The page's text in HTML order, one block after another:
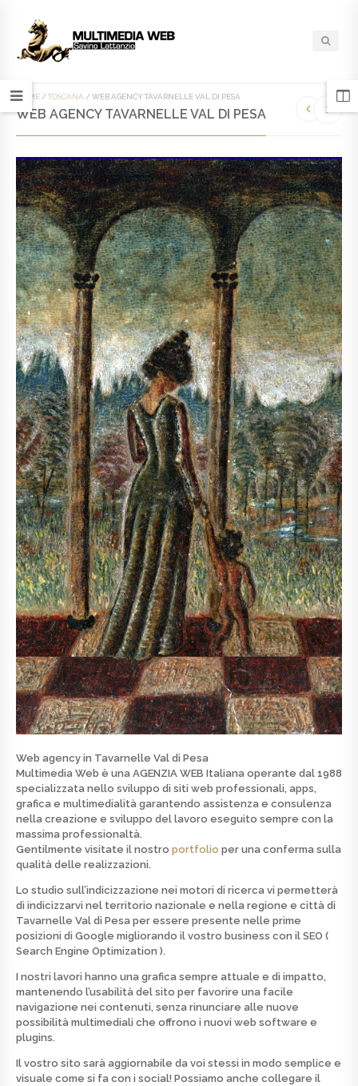
HOME /TOSCANA /WEB AGENCY TAVARNELLE VAL DI PESA
WEB AGENCY TAVARNELLE VAL DI PESA
Web agency in Tavarnelle Val di Pesa
Multimedia Web è una AGENZIA WEB Italiana operante dal 1988
specializzata nello sviluppo di siti web professionali, apps,
grafica e multimedialità garantendo assistenza e consulenza
nella creazione e sviluppo del lavoro eseguito sempre con la
massima professionaltà.
Gentilmente visitate il nostro portfolio per una conferma sulla
qualità delle realizzazioni.
Lo studio sull’indicizzazione nei motori di ricerca vi permetterà
di indicizzarvi nel territorio nazionale e nella regione e città di
Tavarnelle Val di Pesa per essere presente nelle prime
posizioni di Google migliorando il vostro business con il SEO (
Search Engine Optimization ).
I nostri lavori hanno una grafica sempre attuale e di impatto,
mantenendo l’usabilità del sito per favorire una facile
navigazione nei contenuti, senza rinunciare alle nuove
possibilità multimediali che offrono i nuovi web software e
plugins.
Il vostro sito sarà aggiornabile da voi stessi in modo semplice e
visuale come si fa con i social! Possiamo anche collegare il